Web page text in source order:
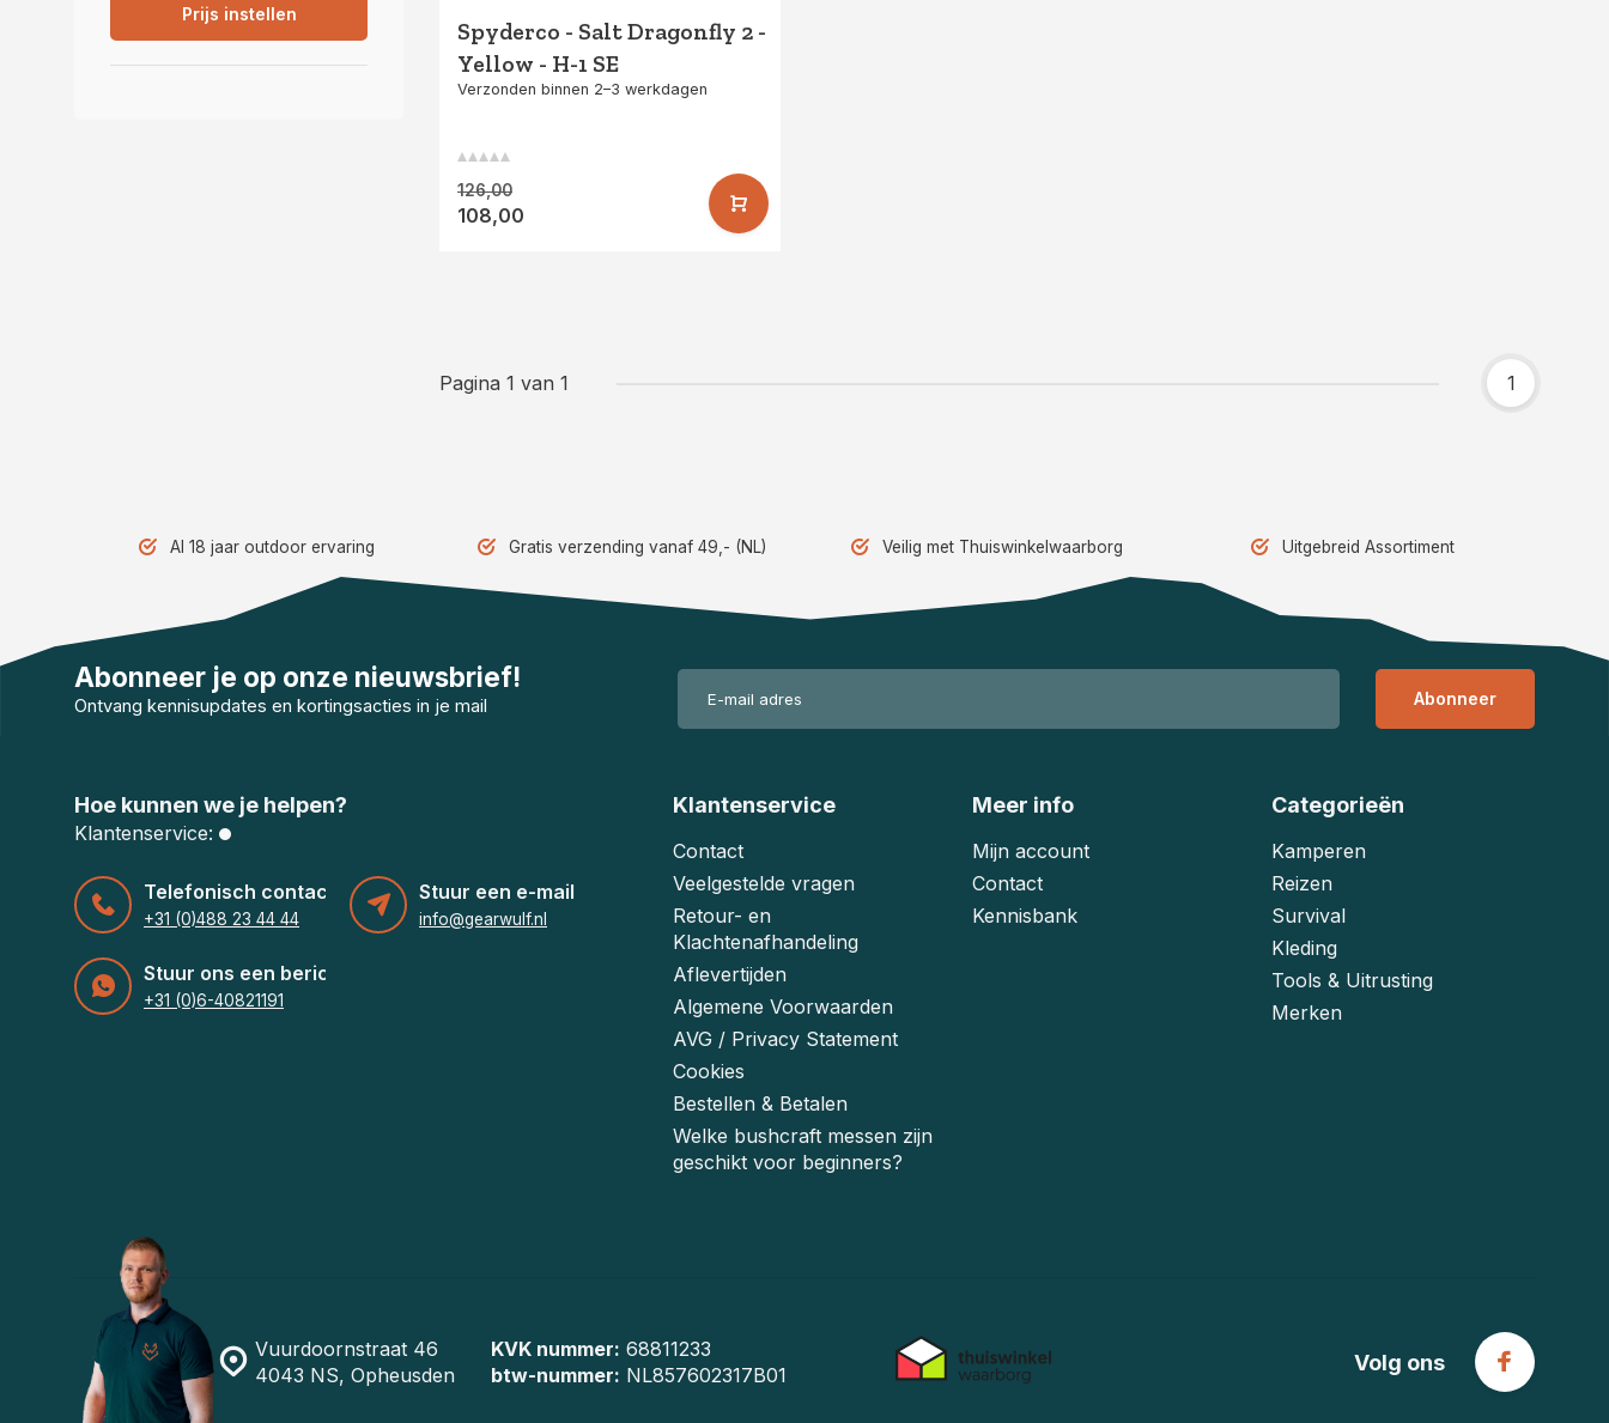
Prijs instellen
Spyderco - Salt Dragonfly 2 -
Yellow - H-1 SE
Verzonden binnen 2–3 werkdagen
126,00
108,00
Pagina 1 van 1 1
Al 18 jaar outdoor ervaring Gratis verzending vanaf 49,- (NL) Veilig met Thuiswinkelwaarborg Uitgebreid Assortiment
Abonneer je op onze nieuwsbrief!
Ontvang kennisupdates en kortingsacties in je mail Abonneer
Hoe kunnen we je helpen?
Klantenservice:
Telefonisch contact
+31 (0)488 23 44 44
Stuur een e-mail
info@gearwulf.nl
Stuur ons een bericht
+31 (0)6-40821191
Klantenservice
Contact
Veelgestelde vragen
Retour- en
Klachtenafhandeling
Aflevertijden
Algemene Voorwaarden
AVG / Privacy Statement
Cookies
Bestellen & Betalen
Welke bushcraft messen zijn
geschikt voor beginners?
Meer info
Mijn account
Contact
Kennisbank
Categorieën
Kamperen
Reizen
Survival
Kleding
Tools & Uitrusting
Merken
Vuurdoornstraat 46
4043 NS, Opheusden
KVK nummer: 68811233
btw-nummer: NL857602317B01
Volg ons